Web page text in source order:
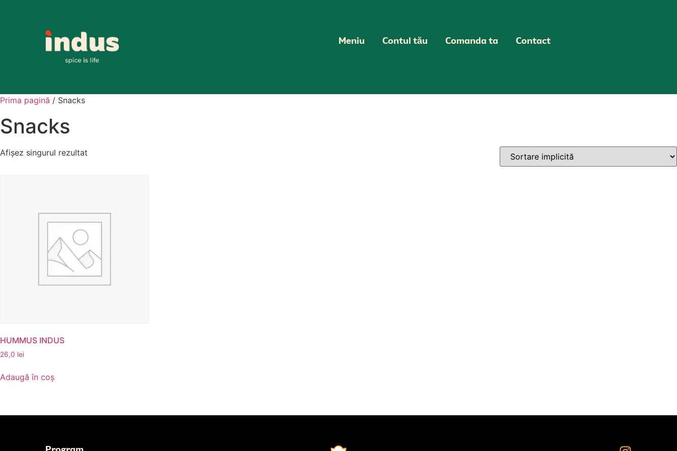
Meniu Contul tău Comanda ta Contact
Prima pagină / Snacks
Snacks
Afișez singurul rezultat
HUMMUS INDUS
26,0 lei
Adaugă în coș